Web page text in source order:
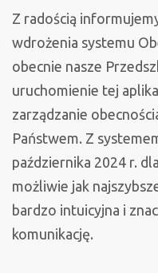
Z radością
wdrożenia systemu
obecnie nasze
uruchomienie tej
zarządzanie
Państwem. Z
października 2024 r.
możliwie jak
bardzo intuicyjna i
komunikację.